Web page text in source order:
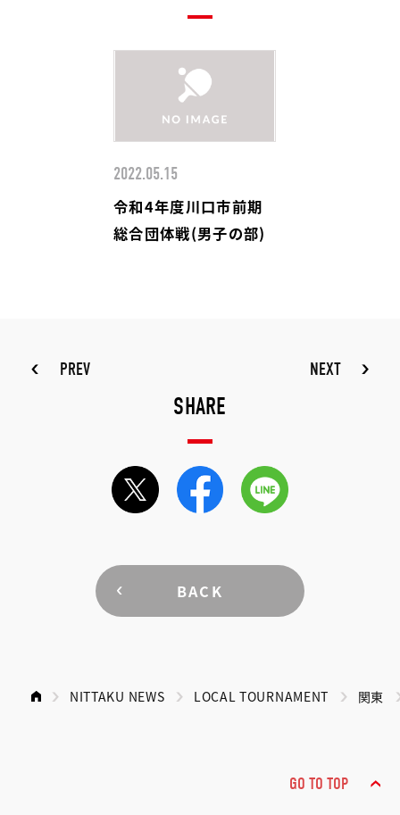
2022.05.15
令和4年度川口市前期
総合団体戦(男子の部)
PREV NEXT
SHARE
BACK
NITTAKU NEWS LOCAL TOURNAMENT 関東
GO TO TOP